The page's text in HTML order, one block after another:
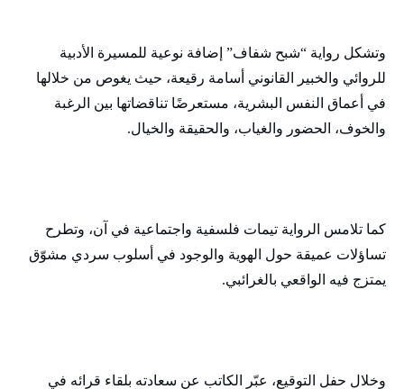
وتشكل رواية “شبح شفاف” إضافة نوعية للمسيرة الأدبية
للروائي والخبير القانوني أسامة رقيعة، حيث يغوص من خلالها
في أعماق النفس البشرية، مستعرضًا تناقضاتها بين الرغبة
والخوف، الحضور والغياب، والحقيقة والخيال.
كما تلامس الرواية تيمات فلسفية واجتماعية في آن، وتطرح
تساؤلات عميقة حول الهوية والوجود في أسلوب سردي مشوّق
يمتزج فيه الواقعي بالغرائبي.
وخلال حفل التوقيع، عبّر الكاتب عن سعادته بلقاء قرائه في